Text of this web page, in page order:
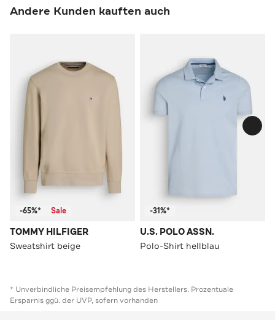
Andere Kunden kauften auch
-65%* Sale
TOMMY HILFIGER
Sweatshirt beige
-31%*
U.S. POLO ASSN.
Polo-Shirt hellblau
* Unverbindliche Preisempfehlung des Herstellers. Prozentuale
Ersparnis ggü. der UVP, sofern vorhanden